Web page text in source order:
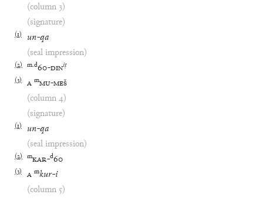
(column 3)
(signature)
(1) un-qa
(seal impression)
(2) m.d60-DINiṭ
(3) A mMU-MEŠ
(column 4)
(signature)
(1) un-qa
(seal impression)
(2) mKAR-d60
(3) A mkur-i
(column 5)